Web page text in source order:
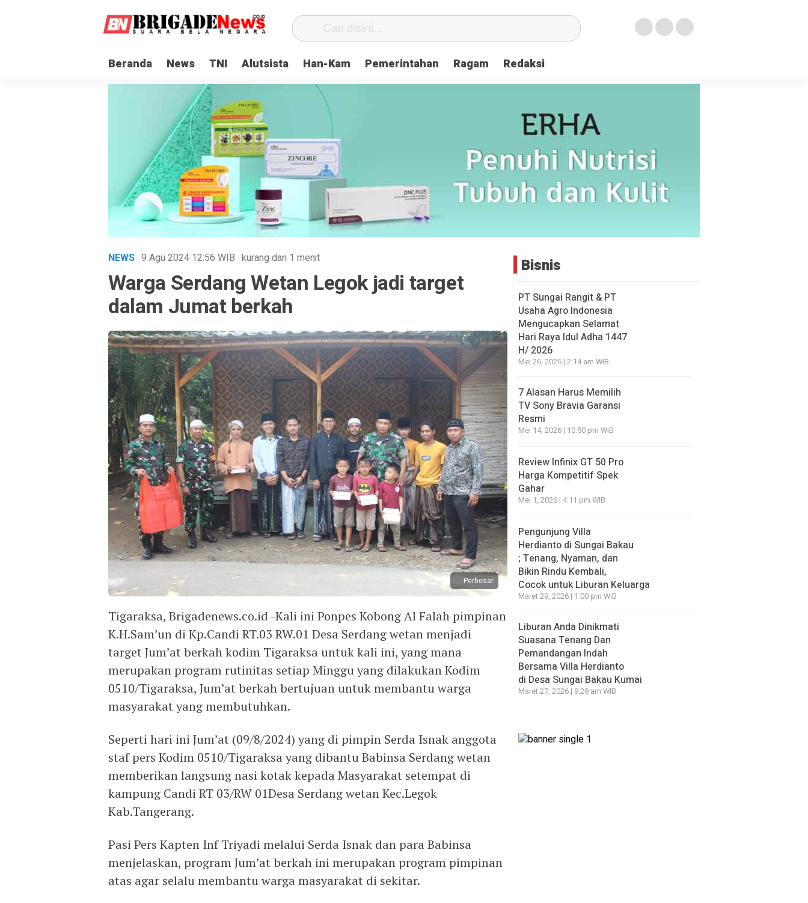
Beranda News TNI Alutsista Han-Kam Pemerintahan Ragam Redaksi
NEWS· 9 Agu 2024 12:56 WIB · kurang dari 1 menit
Warga Serdang Wetan Legok jadi target
dalam Jumat berkah
Perbesar
Tigaraksa, Brigadenews.co.id -Kali ini Ponpes Kobong Al Falah pimpinan
K.H.Sam’un di Kp.Candi RT.03 RW.01 Desa Serdang wetan menjadi
target Jum’at berkah kodim Tigaraksa untuk kali ini, yang mana
merupakan program rutinitas setiap Minggu yang dilakukan Kodim
0510/Tigaraksa, Jum’at berkah bertujuan untuk membantu warga
masyarakat yang membutuhkan.
Seperti hari ini Jum’at (09/8/2024) yang di pimpin Serda Isnak anggota
staf pers Kodim 0510/Tigaraksa yang dibantu Babinsa Serdang wetan
memberikan langsung nasi kotak kepada Masyarakat setempat di
kampung Candi RT 03/RW 01Desa Serdang wetan Kec.Legok
Kab.Tangerang.
Pasi Pers Kapten Inf Triyadi melalui Serda Isnak dan para Babinsa
menjelaskan, program Jum’at berkah ini merupakan program pimpinan
atas agar selalu membantu warga masyarakat di sekitar.
Bisnis
PT Sungai Rangit & PT
Usaha Agro Indonesia
Mengucapkan Selamat
Hari Raya Idul Adha 1447
H/ 2026
Mei 26, 2026 | 2:14 am WIB
7 Alasan Harus Memilih
TV Sony Bravia Garansi
Resmi
Mei 14, 2026 | 10:50 pm WIB
Review Infinix GT 50 Pro
Harga Kompetitif Spek
Gahar
Mei 1, 2026 | 4:11 pm WIB
Pengunjung Villa
Herdianto di Sungai Bakau
; Tenang, Nyaman, dan
Bikin Rindu Kembali,
Cocok untuk Liburan Keluarga
Maret 29, 2026 | 1:00 pm WIB
Liburan Anda Dinikmati
Suasana Tenang Dan
Pemandangan Indah
Bersama Villa Herdianto
di Desa Sungai Bakau Kumai
Maret 27, 2026 | 9:29 am WIB